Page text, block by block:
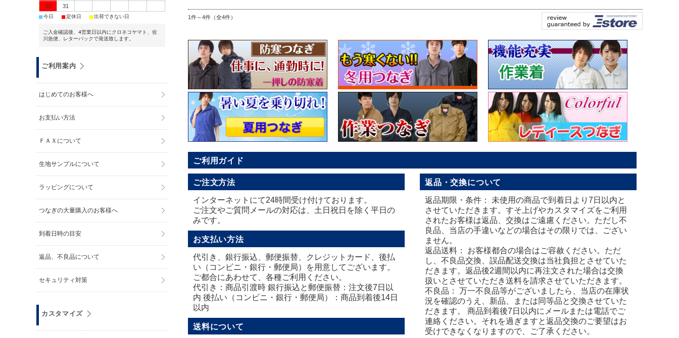
1件～4件（全4件）
ご利用ガイド
ご注文方法
インターネットにて24時間受け付けております。
ご注文やご質問メールの対応は、土日祝日を除く平日の
みです。
お支払い方法
代引き、銀行振込、郵便振替、クレジットカード、後払
い（コンビニ・銀行・郵便局）を用意してございます。
ご都合にあわせて、各種ご利用ください。
代引き：商品引渡時 銀行振込と郵便振替：注文後7日以
内 後払い（コンビニ・銀行・郵便局）：商品到着後14日
以内
送料について
返品・交換について
返品期限・条件： 未使用の商品で到着日より7日以内と
させていただきます。すそ上げやカスタマイズをご利用
されたお客様は返品、交換はご遠慮ください。ただし不
良品、当店の手違いなどの場合はその限りでは、ござい
ません。
返品送料： お客様都合の場合はご容赦ください。ただ
し、不良品交換、誤品配送交換は当社負担とさせていた
だきます。返品後2週間以内に再注文された場合は交換
扱いとさせていただき送料を請求させていただきます。
不良品： 万一不良品等がございましたら、当店の在庫状
況を確認のうえ、新品、または同等品と交換させていた
だきます。 商品到着後7日以内にメールまたは電話でご
連絡ください。それを過ぎますと返品交換のご要望はお
受けできなくなりますので、ご了承ください。
30
31
■今日 ■定休日 ■出荷できない日
ご入金確認後、4営業日以内にクロネコヤマト、佐
川急便、レターパックで発送致します。
ご利用案内
はじめてのお客様へ
お支払い方法
ＦＡＸについて
生地サンプルについて
ラッピングについて
つなぎの大量購入のお客様へ
到着日時の目安
返品、不良品について
セキュリティ対策
カスタマイズ